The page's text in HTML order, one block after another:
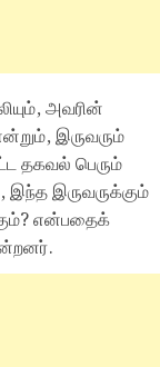
அவரின்
இருவரும்
தகவல் பெரும்
இந்த இருவருக்கும்
என்பதைக்